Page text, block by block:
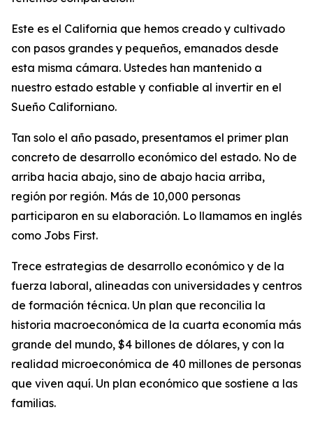
Este es el California que hemos creado y cultivado
con pasos grandes y pequeños, emanados desde
esta misma cámara. Ustedes han mantenido a
nuestro estado estable y confiable al invertir en el
Sueño Californiano.
Tan solo el año pasado, presentamos el primer plan
concreto de desarrollo económico del estado. No de
arriba hacia abajo, sino de abajo hacia arriba,
región por región. Más de 10,000 personas
participaron en su elaboración. Lo llamamos en inglés
como Jobs First.
Trece estrategias de desarrollo económico y de la
fuerza laboral, alineadas con universidades y centros
de formación técnica. Un plan que reconcilia la
historia macroeconómica de la cuarta economía más
grande del mundo, $4 billones de dólares, y con la
realidad microeconómica de 40 millones de personas
que viven aquí. Un plan económico que sostiene a las
familias.